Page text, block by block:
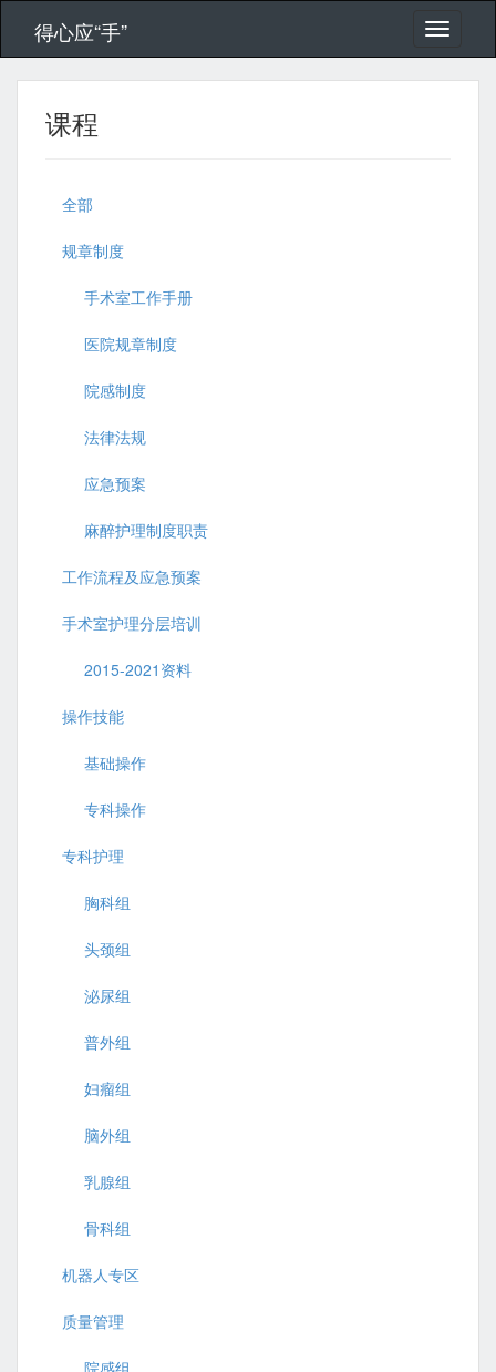
得心应“手”
课程
全部
规章制度
手术室工作手册
医院规章制度
院感制度
法律法规
应急预案
麻醉护理制度职责
工作流程及应急预案
手术室护理分层培训
2015-2021资料
操作技能
基础操作
专科操作
专科护理
胸科组
头颈组
泌尿组
普外组
妇瘤组
脑外组
乳腺组
骨科组
机器人专区
质量管理
院感组